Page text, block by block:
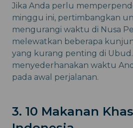
Jika Anda perlu
minggu ini, pertimbangkan
mengurangi waktu di Nusa
melewatkan beberapa
yang kurang penting di Ubud.
menyederhanakan waktu
pada awal perjalanan.
3. 10 Makanan Khas